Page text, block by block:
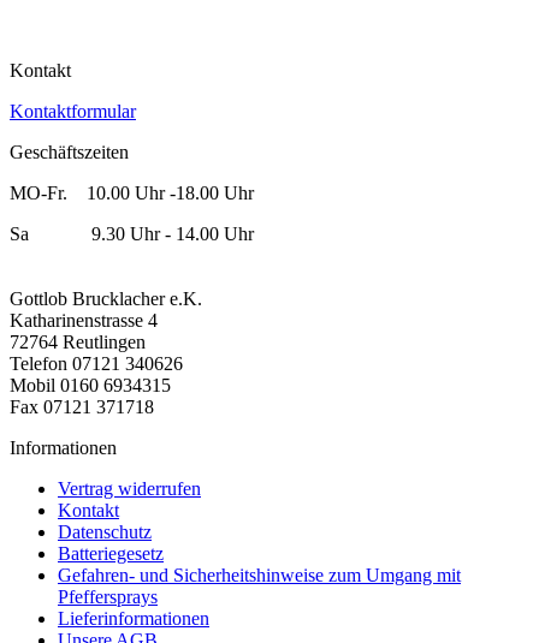
Kontakt
Kontaktformular
Geschäftszeiten
MO-Fr. 10.00 Uhr -18.00 Uhr
Sa 9.30 Uhr - 14.00 Uhr
Gottlob Brucklacher e.K.
Katharinenstrasse 4
72764 Reutlingen
Telefon 07121 340626
Mobil 0160 6934315
Fax 07121 371718
Informationen
Vertrag widerrufen
Kontakt
Datenschutz
Batteriegesetz
Gefahren- und Sicherheitshinweise zum Umgang mit
Pfeffersprays
Lieferinformationen